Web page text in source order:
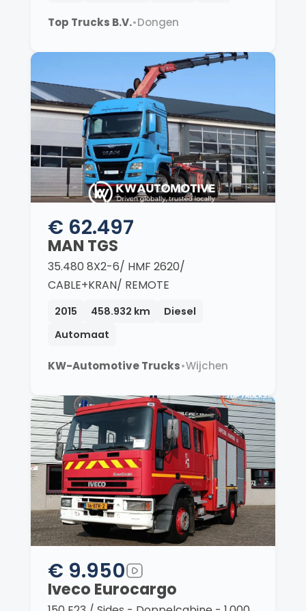
Top Trucks B.V.•Dongen
MAN TGS
€ 62.497
35.480 8X2-6/ HMF 2620/
CABLE+KRAN/ REMOTE
2015 458.932 km
Diesel
Automaat
KW-Automotive Trucks•Wijchen
Iveco Eurocargo
€ 9.950